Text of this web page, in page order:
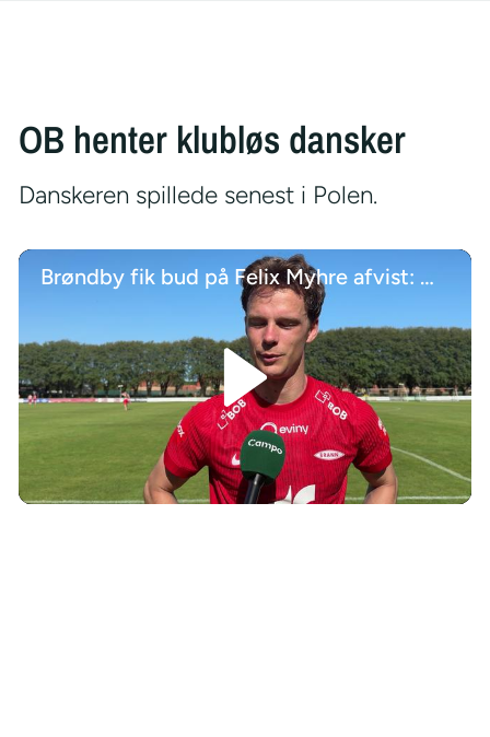
OB henter klubløs dansker
Danskeren spillede senest i Polen.
Brøndby fik bud på Felix Myhre afvist: Måtte jeg acceptere
/